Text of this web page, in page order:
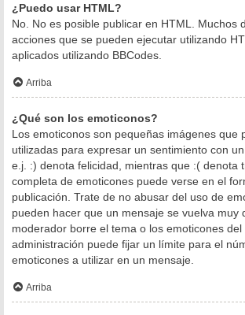
¿Puedo usar HTML?
No. No es posible publicar en HTML. Muchos
acciones que se pueden ejecutar utilizando
aplicados utilizando BBCodes.
Arriba
¿Qué son los emoticonos?
Los emoticonos son pequeñas imágenes que
utilizadas para expresar un sentimiento con
e.j. :) denota felicidad, mientras que :( denota
completa de emoticones puede verse en el
publicación. Trate de no abusar del uso de
pueden hacer que un mensaje se vuelva muy
moderador borre el tema o los emoticones del
administración puede fijar un límite para el
emoticones a utilizar en un mensaje.
Arriba